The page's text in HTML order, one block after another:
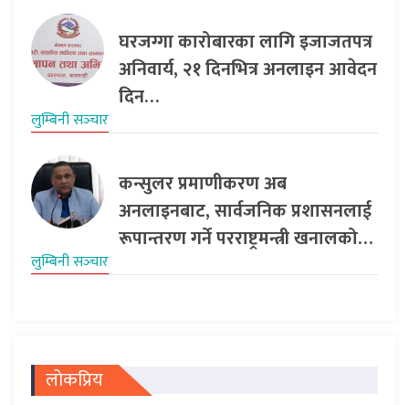
घरजग्गा कारोबारका लागि इजाजतपत्र
अनिवार्य, २१ दिनभित्र अनलाइन आवेदन
दिन…
लुम्बिनी सञ्‍चार
कन्सुलर प्रमाणीकरण अब
अनलाइनबाट, सार्वजनिक प्रशासनलाई
रूपान्तरण गर्ने परराष्ट्रमन्त्री खनालको…
लुम्बिनी सञ्‍चार
लोकप्रिय